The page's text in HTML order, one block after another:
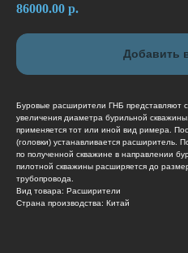
86000.00 р.
Добавить
Буровые расширители ГНБ представляют
увеличения диаметра бурильной
применяется тот или иной вид римера.
(головки) устанавливается расширитель.
по полученной скважине в направлении
пилотной скважины расширяется до
трубопровода.
Вид товара: Расширители
Страна производства: Китай